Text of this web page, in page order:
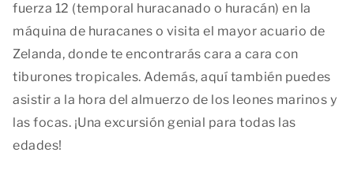
fuerza 12 (temporal huracanado o huracán) en la
máquina de huracanes o visita el mayor acuario de
Zelanda, donde te encontrarás cara a cara con
tiburones tropicales. Además, aquí también puedes
asistir a la hora del almuerzo de los leones marinos y
las focas. ¡Una excursión genial para todas las
edades!